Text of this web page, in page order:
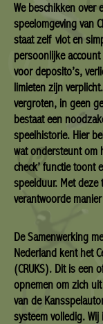
We beschikken over
speelomgeving van
staat zelf vlot en
persoonlijke
voor deposito’s,
limieten zijn
vergroten, in geen
bestaat een
speelhistorie. Hier
wat ondersteunt om
check’ functie toont
speelduur. Met
verantwoorde
De Samenwerking
Nederland kent het
(CRUKS). Dit is een
opnemen om zich
van de
systeem volledig.